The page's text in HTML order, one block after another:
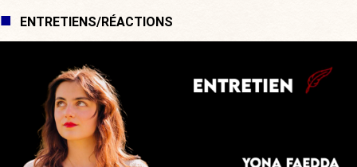
ENTRETIENS/RÉACTIONS